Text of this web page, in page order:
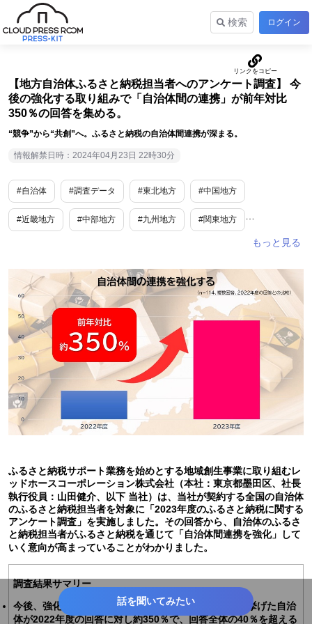
検索 ログイン
【地方自治体ふるさと納税担当者へのアンケート調査】 今
後の強化する取り組みで「自治体間の連携」が前年対比
350％の回答を集める。
“競争”から“共創”へ。ふるさと納税の自治体間連携が深まる。
情報解禁日時：2024年04月23日 22時30分
#自治体 #調査データ #東北地方 #中国地方
#近畿地方 #中部地方 #九州地方 #関東地方
ふるさと納税サポート業務を始めとする地域創生事業に取り組むレ
ッドホースコーポレーション株式会社（本社：東京都墨田区、社長
執行役員：山田健介、以下 当社）は、当社が契約する全国の自治体
のふるさと納税担当者を対象に「2023年度のふるさと納税に関する
アンケート調査」を実施しました。その回答から、自治体のふるさ
と納税担当者がふるさと納税を通じて「自治体間連携を強化」して
いく意向が高まっていることがわかりました。
調査結果サマリー
今後、強化していく取り組みとして“自治体間連携”を挙げた自治
体が2022年度の回答に対し約350％で、回答全体の40％を超える
話を聞いてみたい